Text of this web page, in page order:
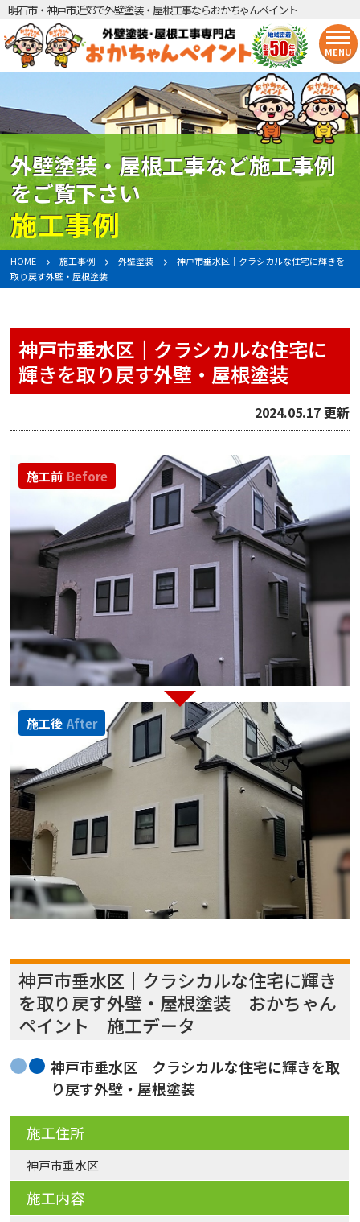
明石市・神戸市近郊で外壁塗装・屋根工事ならおかちゃんペイント
MENU
外壁塗装・屋根工事など施工事例
をご覧下さい
施工事例
HOME 施工事例 外壁塗装
神戸市垂水区｜クラシカルな住宅に輝きを
取り戻す外壁・屋根塗装
神戸市垂水区｜クラシカルな住宅に
輝きを取り戻す外壁・屋根塗装
2024.05.17 更新
施工前 Before
施工後 After
神戸市垂水区｜クラシカルな住宅に輝き
を取り戻す外壁・屋根塗装 おかちゃん
ペイント 施工データ
神戸市垂水区｜クラシカルな住宅に輝きを取
り戻す外壁・屋根塗装
施工住所
神戸市垂水区
施工内容